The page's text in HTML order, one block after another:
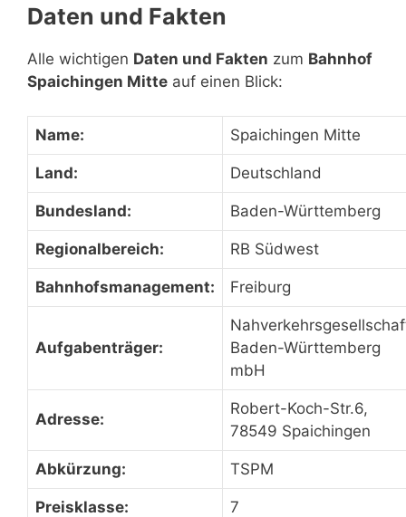
Daten und Fakten
Alle wichtigen Daten und Fakten zum Bahnhof
Spaichingen Mitte auf einen Blick:
Name: Spaichingen Mitte
Land: Deutschland
Bundesland: Baden-Württemberg
Regionalbereich: RB Südwest
Bahnhofsmanagement: Freiburg
Aufgabenträger:
Baden-Württemberg
mbH
Adresse:
Robert-Koch-Str.6,
78549 Spaichingen
Abkürzung: TSPM
Preisklasse: 7